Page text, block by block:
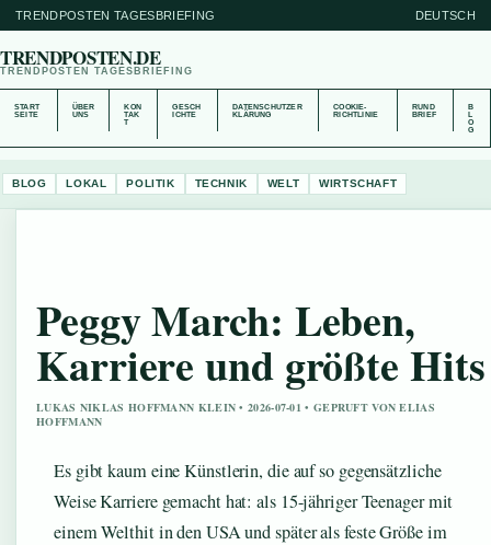
TRENDPOSTEN TAGESBRIEFING DEUTSCH
TRENDPOSTEN.DE
TRENDPOSTEN TAGESBRIEFING
START
SEITE
ÜBER
UNS
KON
TAK
T
GESCH
ICHTE
DATENSCHUTZER
KLÄRUNG
COOKIE-
RICHTLINIE
RUND
BRIEF
B
O
G
BLOG LOKAL POLITIK TECHNIK WELT WIRTSCHAFT
Peggy March: Leben,
Karriere und größte Hits
LUKAS NIKLAS HOFFMANN KLEIN • 2026-07-01 • GEPRUFT VON ELIAS
HOFFMANN
Es gibt kaum eine Künstlerin, die auf so gegensätzliche
Weise Karriere gemacht hat: als 15-jähriger Teenager mit
einem Welthit in den USA und später als feste Größe im